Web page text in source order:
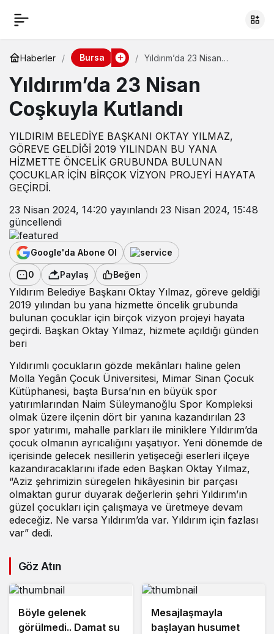
Haberler Bursa
Yıldırım’da 23 Nisan
Yıldırım’da 23 Nisan
Coşkuyla Kutlandı
YILDIRIM BELEDİYE BAŞKANI OKTAY YILMAZ,
GÖREVE GELDİĞİ 2019 YILINDAN BU YANA
HİZMETTE ÖNCELİK GRUBUNDA BULUNAN
ÇOCUKLAR İÇİN BİRÇOK VİZYON PROJEYİ HAYATA
GEÇİRDİ.
23 Nisan 2024, 14:20 yayınlandı 23 Nisan 2024, 15:48
güncellendi
Google'da Abone Ol
0 Paylaş Beğen
Yıldırım Belediye Başkanı Oktay Yılmaz, göreve geldiği
2019 yılından bu yana hizmette öncelik grubunda
bulunan çocuklar için birçok vizyon projeyi hayata
geçirdi. Başkan Oktay Yılmaz, hizmete açıldığı günden
beri
Yıldırımlı çocukların gözde mekânları haline gelen
Molla Yegân Çocuk Üniversitesi, Mimar Sinan Çocuk
Kütüphanesi, başta Bursa’nın en büyük spor
yatırımlarından Naim Süleymanoğlu Spor Kompleksi
olmak üzere ilçenin dört bir yanına kazandırılan 23
spor yatırımı, mahalle parkları ile miniklere Yıldırım’da
çocuk olmanın ayrıcalığını yaşatıyor. Yeni dönemde de
içerisinde gelecek nesillerin yetişeceği eserleri ilçeye
kazandıracaklarını ifade eden Başkan Oktay Yılmaz,
“Aziz şehrimizin süregelen hikâyesinin bir parçası
olmaktan gurur duyarak değerlerin şehri Yıldırım’ın
güzel çocukları için çalışmaya ve üretmeye devam
edeceğiz. Ne varsa Yıldırım’da var. Yıldırım için fazlası
var” dedi.
Göz Atın
Böyle gelenek
görülmedi.. Damat su
Mesajlaşmayla
başlayan husumet